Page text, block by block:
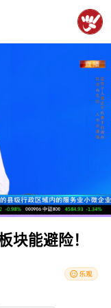
块能避险！